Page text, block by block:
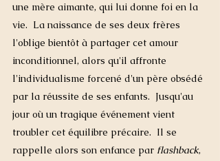
une mère aimante, qui lui donne foi en la
vie.  La naissance de ses deux frères
l'oblige bientôt à partager cet amour
inconditionnel, alors qu'il affronte
l'individualisme forcené d'un père obsédé
par la réussite de ses enfants.  Jusqu'au
jour où un tragique événement vient
troubler cet équilibre précaire.  Il se
rappelle alors son enfance par flashback,